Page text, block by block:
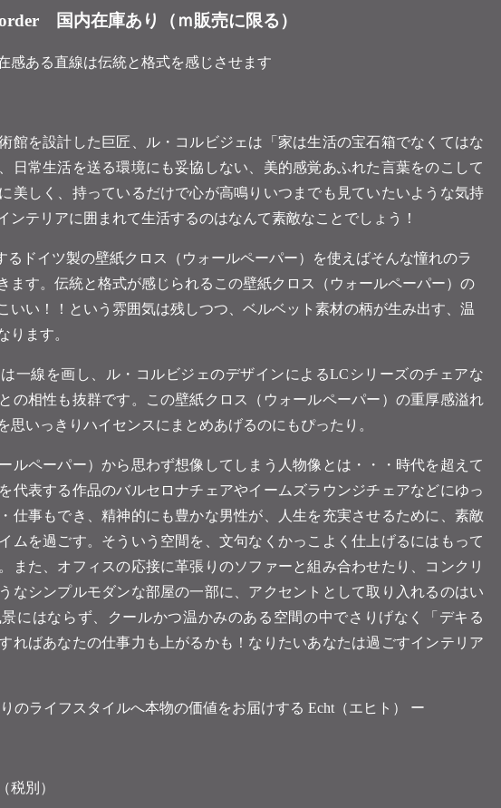
国内在庫あり（ｍ販売に限る）
感ある直線は伝統と格式を感じさせます
館を設計した巨匠、ル・コルビジェは「家は生活の宝石箱でなくてはな
日常生活を送る環境にも妥協しない、美的感覚あふれた言葉をのこして
美しく、持っているだけで心が高鳴りいつまでも見ていたいような気持
ンテリアに囲まれて生活するのはなんて素敵なことでしょう！
るドイツ製の壁紙クロス（ウォールペーパー）を使えばそんな憧れのラ
ます。伝統と格式が感じられるこの壁紙クロス（ウォールペーパー）の
いい！！という雰囲気は残しつつ、ベルベット素材の柄が生み出す、温
ります。
一線を画し、ル・コルビジェのデザインによるLCシリーズのチェアな
の相性も抜群です。この壁紙クロス（ウォールペーパー）の重厚感溢れ
思いっきりハイセンスにまとめあげるのにもぴったり。
ルペーパー）から思わず想像してしまう人物像とは・・・時代を超えて
代表する作品のバルセロナチェアやイームズラウンジチェアなどにゆっ
仕事もでき、精神的にも豊かな男性が、人生を充実させるために、素敵
ムを過ごす。そういう空間を、文句なくかっこよく仕上げるにはもって
また、オフィスの応接に革張りのソファーと組み合わせたり、コンクリ
なシンプルモダンな部屋の一部に、アクセントとして取り入れるのはい
にはならず、クールかつ温かみのある空間の中でさりげなく「デキる
ればあなたの仕事力も上がるかも！なりたいあなたは過ごすインテリア
のライフスタイルへ本物の価値をお届けする Echt（エヒト） ー
税別）